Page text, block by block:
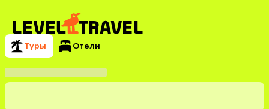
Туры Отели